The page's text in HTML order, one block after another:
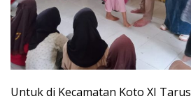
Untuk di Kecamatan Koto XI